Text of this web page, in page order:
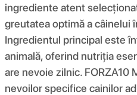
ingrediente atent
greutatea optimă a câinelui
Ingredientul principal este
animală, oferind nutriția
are nevoie zilnic. FORZA10
nevoilor specifice cainilor